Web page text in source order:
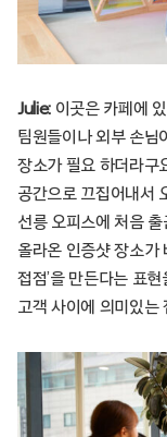
Julie: 이곳은 카페에
팀원들이나 외부 손님
장소가 필요 하더라구
공간으로 끄집어내서
선릉 오피스에 처음
올라온 인증샷 장소가
접점’을 만든다는 표
고객 사이에 의미있는